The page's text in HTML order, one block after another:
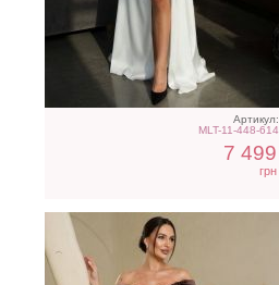
Артикул:
MLT-11-448-614
7 499
грн
Вечернее нарядное
корсетное платье
коричневого цвета